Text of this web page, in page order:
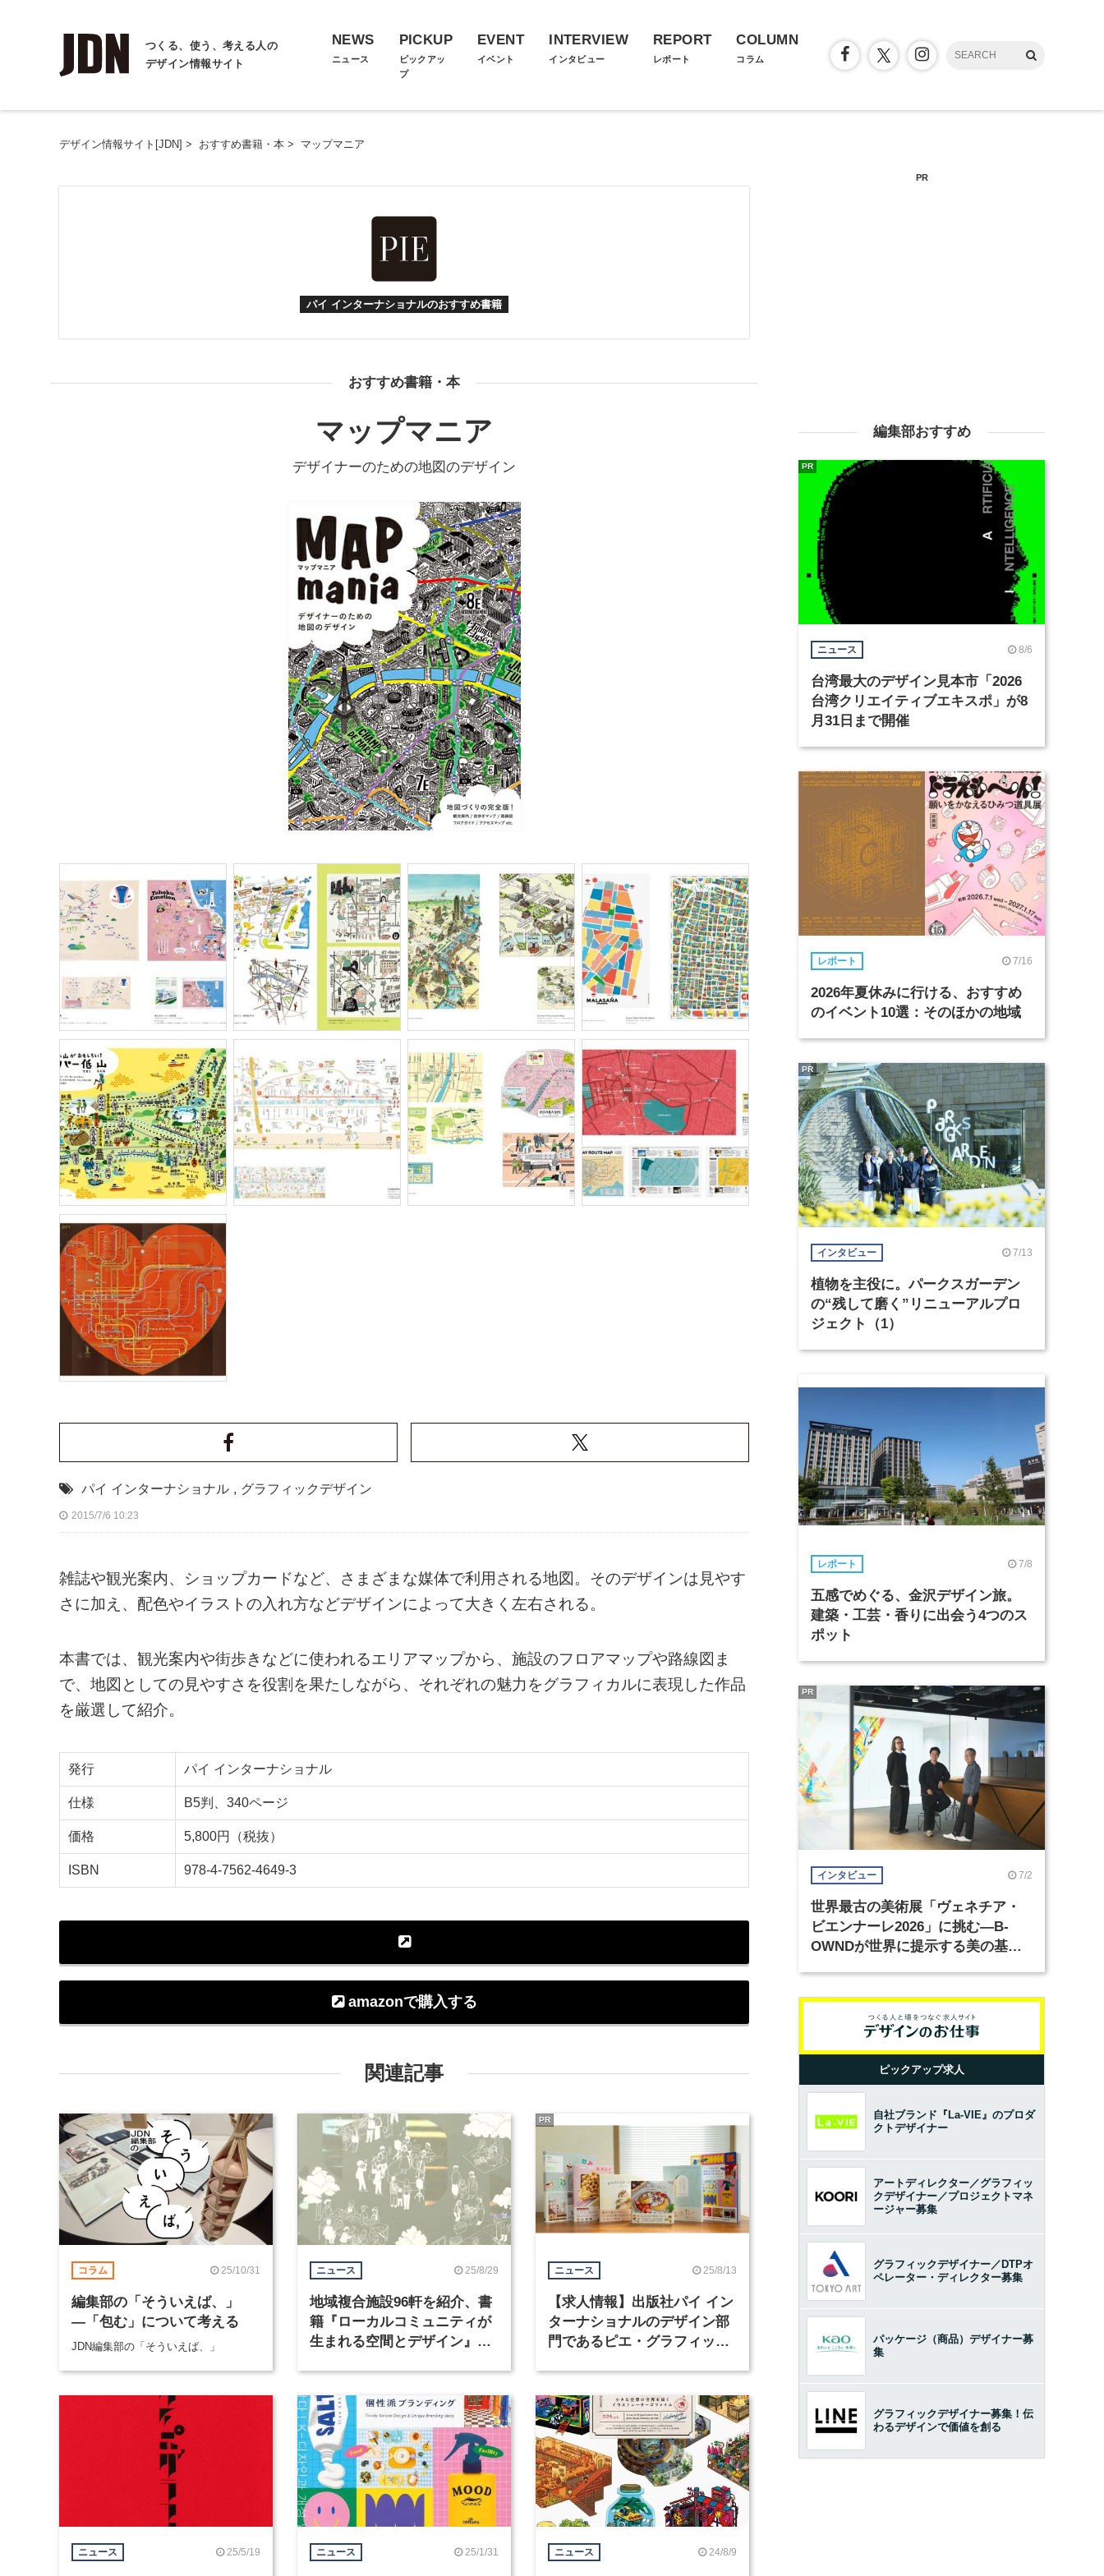
つくる、使う、考える人の
デザイン情報サイト
NEWS
ニュース
PICKUP
ピックアッ
プ
EVENT
イベント
INTERVIEW
インタビュー
REPORT
レポート
COLUMN
コラム
デザイン情報サイト[JDN] > おすすめ書籍・本 > マップマニア
パイ インターナショナルのおすすめ書籍
おすすめ書籍・本
マップマニア
デザイナーのための地図のデザイン
パイ インターナショナル , グラフィックデザイン
2015/7/6 10:23
雑誌や観光案内、ショップカードなど、さまざまな媒体で利用される地図。そのデザインは見やす
さに加え、配色やイラストの入れ方などデザインによって大きく左右される。
本書では、観光案内や街歩きなどに使われるエリアマップから、施設のフロアマップや路線図ま
で、地図としての見やすさを役割を果たしながら、それぞれの魅力をグラフィカルに表現した作品
を厳選して紹介。
発行 パイ インターナショナル
仕様 B5判、340ページ
価格 5,800円（税抜）
ISBN 978-4-7562-4649-3
amazonで購入する
関連記事
コラム 25/10/31
編集部の「そういえば、」
―「包む」について考える
JDN編集部の「そういえば、」
ニュース 25/8/29
地域複合施設96軒を紹介、書
籍『ローカルコミュニティが
生まれる空間とデザイン』が
ニュース 25/8/13
【求人情報】出版社パイ イン
ターナショナルのデザイン部
門であるピエ・グラフィック
PR
ニュース 25/5/19 ニュース 25/1/31 ニュース 24/8/9
PR
編集部おすすめ
ニュース 8/6
台湾最大のデザイン見本市「2026
台湾クリエイティブエキスポ」が8
月31日まで開催
PR
レポート 7/16
2026年夏休みに行ける、おすすめ
のイベント10選：そのほかの地域
インタビュー 7/13
植物を主役に。パークスガーデン
の“残して磨く”リニューアルプロ
ジェクト（1）
PR
レポート 7/8
五感でめぐる、金沢デザイン旅。
建築・工芸・香りに出会う4つのス
ポット
インタビュー 7/2
世界最古の美術展「ヴェネチア・
ビエンナーレ2026」に挑む―B-
OWNDが世界に提示する美の基準
PR
ピックアップ求人
自社ブランド『La-VIE』のプロダ
クトデザイナー
アートディレクター／グラフィッ
クデザイナー／プロジェクトマネ
ージャー募集
グラフィックデザイナー／DTPオ
ペレーター・ディレクター募集
パッケージ（商品）デザイナー募
集
グラフィックデザイナー募集！伝
わるデザインで価値を創る